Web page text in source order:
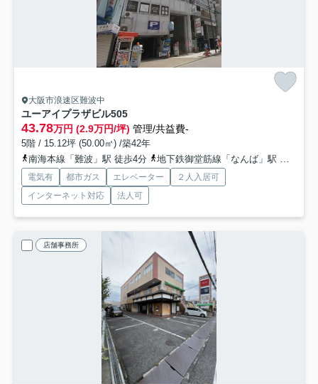
大阪市浪速区難波中
ユーアイプラザビル505
43.78万円 (2.9万円/坪) 管理/共益費-
5階 / 15.12坪 (50.00㎡) /築42年
南海本線「難波」駅 徒歩4分
地下鉄御堂筋線「なんば」駅 徒歩8分
電気有 都市ガス エレベーター
２人入居可
インターネット対応
法人可
店舗事務所